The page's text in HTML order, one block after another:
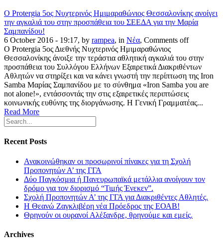
O Protergia 5ος Νυχτερινός Ημιμαραθώνιος Θεσσαλονίκης ανοίγει
την αγκαλιά του στην προσπάθεια του ΣΕΕΔΑ για την Μαρία
Σαμπανίδου!
6 October 2016 - 19:17, by rampea, in Νέα, Comments off
Ο Protergia 5ος Διεθνής Νυχτερινός Ημιμαραθώνιος
Θεσσαλονίκης άνοιξε την τεράστια αθλητική αγκαλιά του στην
προσπάθεια του Συλλόγου Ελλήνων Εξαιρετικά Διακριθέντων
Αθλητών να στηρίξει και να κάνει γνωστή την περίπτωση της Iron
Samba Μαρίας Σαμπανίδου με το σύνθημα «Iron Samba you are
not alone!», εντάσσοντάς την στις εξαιρετικές περιπτώσεις
κοινωνικής ευθύνης της διοργάνωσης. Η Γενική Γραμματέας...
Read More
Recent Posts
Ανακοινώθηκαν οι προσωρινοί πίνακες για τη Σχολή
Προπονητών Α’ της ΓΓΑ
Δύο Παγκόσμια ή Πανευρωπαϊκά μετάλλια ανοίγουν τον
δρόμο για τον διορισμό “Τιμής Ένεκεν”.
Σχολή Προπονητών Α’ της ΓΓΑ για Διακριθέντες Αθλητές.
Η Θεανώ Ζαγκλιβέρη νέα Πρόεδρος της ΕΟΑΒ!
Θρηνούν οι ουρανοί Αλέξανδρε, θρηνούμε και εμείς.
Archives